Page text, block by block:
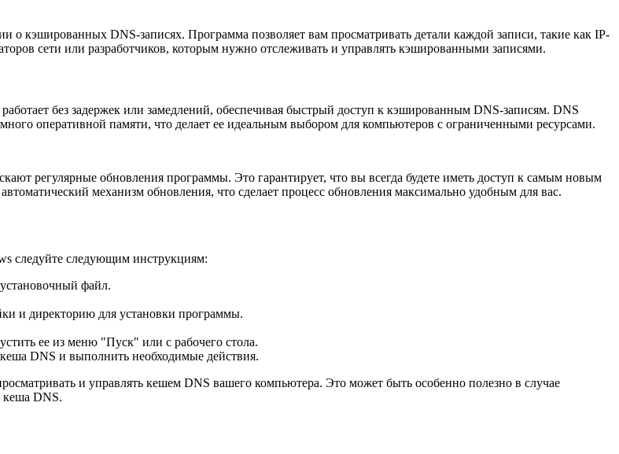
кэшированных DNS-записях. Программа позволяет вам просматривать детали каждой записи, такие как IP-
сети или разработчиков, которым нужно отслеживать и управлять кэшированными записями.
без задержек или замедлений, обеспечивая быстрый доступ к кэшированным DNS-записям. DNS
оперативной памяти, что делает ее идеальным выбором для компьютеров с ограниченными ресурсами.
регулярные обновления программы. Это гарантирует, что вы всегда будете иметь доступ к самым новым
механизм обновления, что сделает процесс обновления максимально удобным для вас.
следуйте следующим инструкциям:
файл.
и директорию для установки программы.
ее из меню "Пуск" или с рабочего стола.
DNS и выполнить необходимые действия.
и управлять кешем DNS вашего компьютера. Это может быть особенно полезно в случае
кеша DNS.